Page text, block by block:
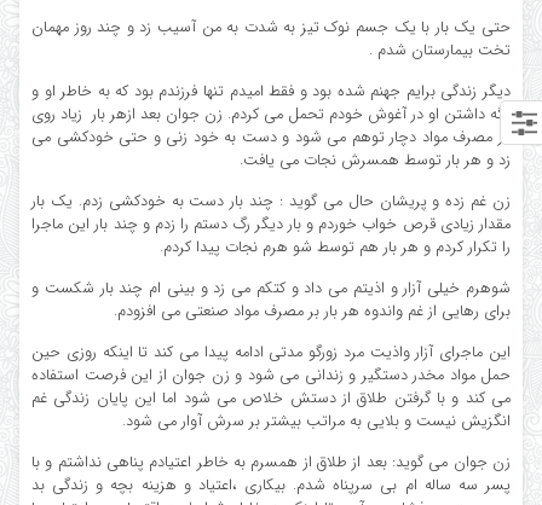
حتی یک بار با یک جسم نوک تیز به شدت به من آسیب زد و چند روز مهمان
تخت بیمارستان شدم .
دیگر زندگی برایم جهنم شده بود و فقط امیدم تنها فرزندم بود که به خاطر او و
نگه داشتن او در آغوش خودم تحمل می کردم. زن جوان بعد ازهر بار زیاد روی
در مصرف مواد دچار توهم می شود و دست به خود زنی و حتی خودکشی می
زد و هر بار توسط همسرش نجات می یافت.
زن غم زده و پریشان حال می گوید : چند بار دست به خودکشی زدم. یک بار
مقدار زیادی قرص خواب خوردم و بار دیگر رگ دستم را زدم و چند بار این ماجرا
را تکرار کردم و هر بار هم توسط شو هرم نجات پیدا کردم.
شوهرم خیلی آزار و اذیتم می داد و کتکم می زد و بینی ام چند بار شکست و
برای رهایی از غم واندوه هر بار بر مصرف مواد صنعتی می افزودم‌.
این ماجرای آزار واذیت مرد زورگو مدتی ادامه پیدا می کند تا اینکه روزی حین
حمل مواد مخدر دستگیر و زندانی می شود و زن جوان از این فرصت استفاده
می کند و با گرفتن طلاق از دستش خلاص می شود اما این پایان زندگی غم
انگزیش نیست و بلایی به مراتب بیشتر بر سرش آوار می شود.
زن جوان می گوید: بعد از طلاق از همسرم به خاطر اعتیادم پناهی نداشتم و با
پسر سه ساله ام بی سرپناه شدم. بیکاری ،اعتیاد و هزینه بچه و زندگی بد